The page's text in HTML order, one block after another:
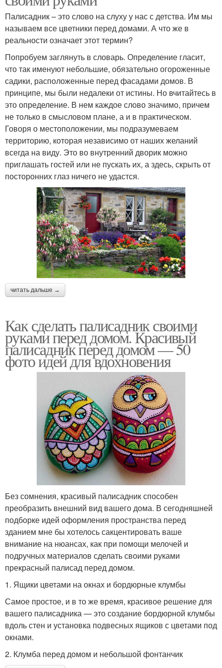
Палисадник – это слово на слуху у нас с детства. Им мы
называем все цветники перед домами. А что же в
реальности означает этот термин?
Попробуем заглянуть в словарь. Определение гласит,
что так именуют небольшие, обязательно огороженные
садики, расположенные перед фасадами домов. В
принципе, мы были недалеки от истины. Но вчитайтесь в
это определение. В нем каждое слово значимо, причем
не только в смысловом плане, а и в практическом.
Говоря о местоположении, мы подразумеваем
территорию, которая независимо от наших желаний
всегда на виду. Это во внутренний дворик можно
приглашать гостей или не пускать их, а здесь, скрыть от
посторонних глаз ничего не удастся.
читать дальше →
Как сделать палисадник своими
руками перед домом. Красивый
палисадник перед домом — 50
фото идей для вдохновения
Без сомнения, красивый палисадник способен
преобразить внешний вид вашего дома. В сегодняшней
подборке идей оформления пространства перед
зданием мне бы хотелось сакцентировать ваше
внимание на нюансах, как при помощи мелочей и
подручных материалов сделать своими руками
прекрасный палисад перед домом.
1. Ящики цветами на окнах и бордюрные клумбы
Самое простое, и в то же время, красивое решение для
вашего палисадника — это создание бордюрной клумбы
вдоль стен и установка подвесных ящиков с цветами под
окнами.
2. Клумба перед домом и небольшой фонтанчик